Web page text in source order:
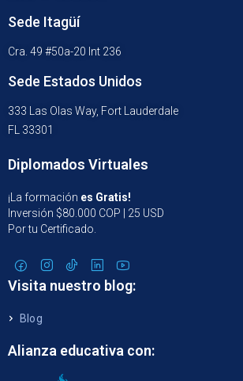
Sede Itagüí
Cra. 49 #50a-20 Int 236
Sede Estados Unidos
333 Las Olas Way, Fort Lauderdale
FL 33301
Diplomados Virtuales
¡La formación es Gratis!
Inversión $80.000 COP | 25 USD
Por tu Certificado.
Visita nuestro blog:
Blog
Alianza educativa con: